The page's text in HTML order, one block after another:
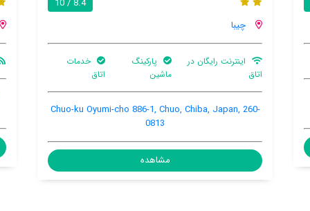
/ 10
چیبا
تهویه کننده هوا چشمه آب گرم اتاق جدا
3814-20, Nakahara, Misaki-cho, Isumi-shi,, Isumi,
Chiba, Japan, 299-4502
مشاهده